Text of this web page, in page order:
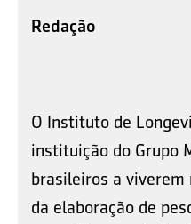
Redação
O Instituto de
instituição do Grupo
brasileiros a
da elaboração de